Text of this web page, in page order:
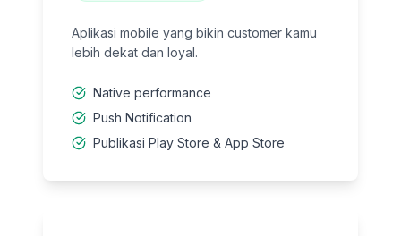
Aplikasi mobile yang bikin customer kamu
lebih dekat dan loyal.
Native performance
Push Notification
Publikasi Play Store & App Store